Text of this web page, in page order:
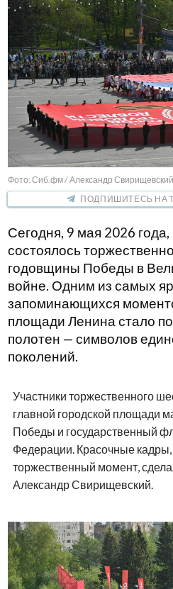
Фото: Сиб.фм / Александр Свирищевский
ПОДПИШИТЕСЬ НА
Сегодня, 9 мая 2026
состоялось
годовщины Победы в
войне. Одним из самых
запоминающихся
площади Ленина стало
полотен — символов
поколений.
Участники торжественного
главной городской площади
Победы и государственный
Федерации. Красочные кадры,
торжественный момент,
Александр Свирищевский.